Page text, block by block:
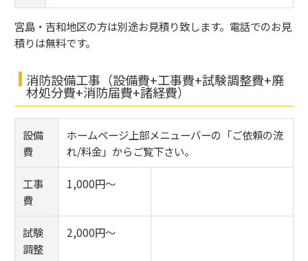
宮島・吉和地区の方は別途お見積り致します。電話でのお見
積りは無料です。
消防設備工事（設備費+工事費+試験調整費+廃
材処分費+消防届費+諸経費）
設備
費
ホームページ上部メニューバーの「ご依頼の流
れ/料金」からご覧下さい。
工事
費
1,000円～
試験
調整
2,000円～